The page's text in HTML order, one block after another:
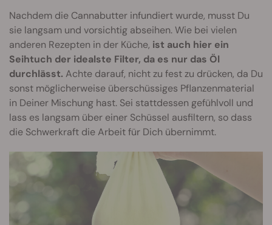
Nachdem die Cannabutter infundiert wurde, musst Du
sie langsam und vorsichtig abseihen. Wie bei vielen
anderen Rezepten in der Küche, ist auch hier ein
Seihtuch der idealste Filter, da es nur das Öl
durchlässt. Achte darauf, nicht zu fest zu drücken, da Du
sonst möglicherweise überschüssiges Pflanzenmaterial
in Deiner Mischung hast. Sei stattdessen gefühlvoll und
lass es langsam über einer Schüssel ausfiltern, so dass
die Schwerkraft die Arbeit für Dich übernimmt.